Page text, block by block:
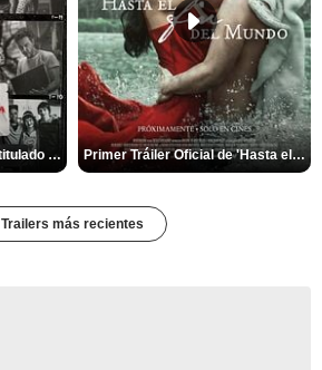
Primer Tráiler Oficial Subtitulado de 'Una última aventura: Detrás de cámaras de Stranger Things 5' Primer Tráiler Oficial de 'Hasta el fin del mundo'
Trailers más recientes